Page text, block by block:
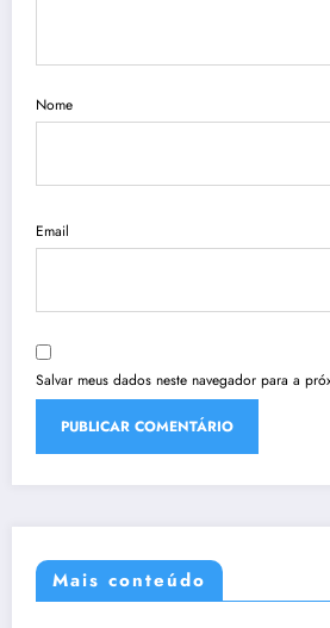
Nome
Email
Salvar meus dados neste navegador para a
Mais conteúdo